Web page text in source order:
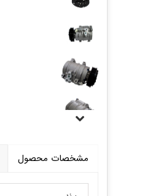
قالپاق،
اکسسوری,
مشخصات محصول